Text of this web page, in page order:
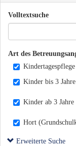
Volltextsuche
Art des
Kindertagespflege
Kinder bis 3
Kinder ab 3
Hort
Erweiterte Suche